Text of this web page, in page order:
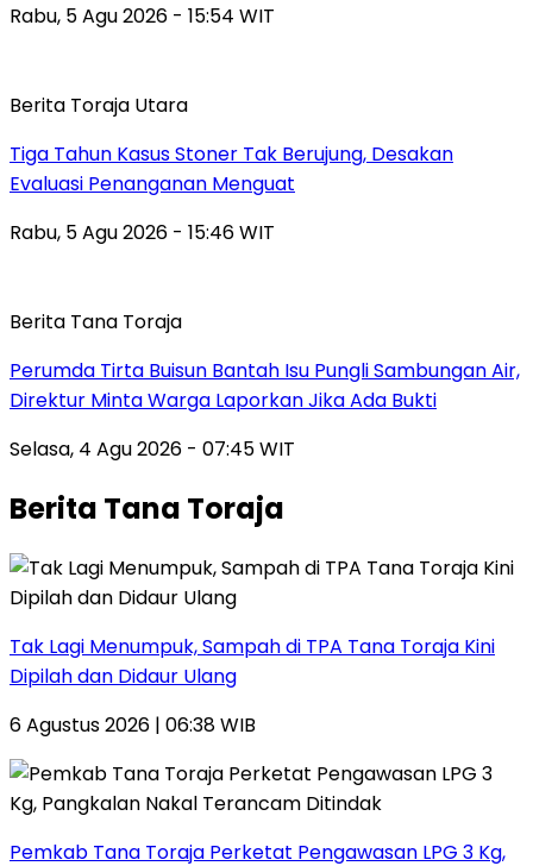
Rabu, 5 Agu 2026 - 15:54 WIT
Berita Toraja Utara
Tiga Tahun Kasus Stoner Tak Berujung, Desakan
Evaluasi Penanganan Menguat
Rabu, 5 Agu 2026 - 15:46 WIT
Berita Tana Toraja
Perumda Tirta Buisun Bantah Isu Pungli Sambungan Air,
Direktur Minta Warga Laporkan Jika Ada Bukti
Selasa, 4 Agu 2026 - 07:45 WIT
Berita Tana Toraja
Tak Lagi Menumpuk, Sampah di TPA Tana Toraja Kini
Dipilah dan Didaur Ulang
6 Agustus 2026 | 06:38 WIB
Pemkab Tana Toraja Perketat Pengawasan LPG 3 Kg,